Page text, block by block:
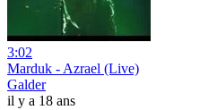
3:02
Marduk - Azrael (Live)
Galder
il y a 18 ans